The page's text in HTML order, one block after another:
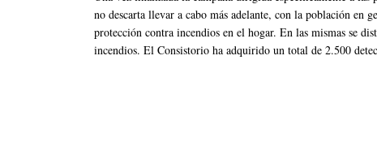
no descarta llevar a cabo más adelante, con la población en
protección contra incendios en el hogar. En las mismas se
incendios. El Consistorio ha adquirido un total de 2.500